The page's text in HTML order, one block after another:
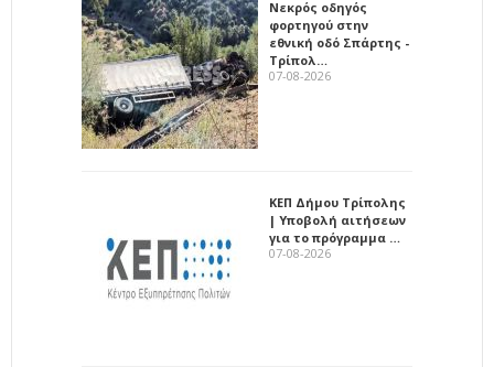
Νεκρός οδηγός
φορτηγού στην
εθνική οδό Σπάρτης -
Τρίπολ…
07-08-2026
ΚΕΠ Δήμου Τρίπολης
| Υποβολή αιτήσεων
για το πρόγραμμα …
07-08-2026